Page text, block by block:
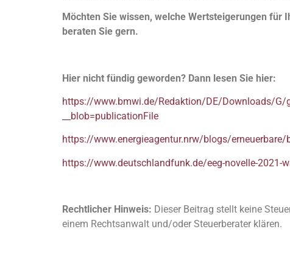
Möchten Sie wissen, welche Wertsteigerungen für
beraten Sie gern.
Hier nicht fündig geworden? Dann lesen Sie hier:
https://www.bmwi.de/Redaktion/DE/Downloads/G/
__blob=publicationFile
https://www.energieagentur.nrw/blogs/
https://www.deutschlandfunk.de/eeg-novelle-2021-
Rechtlicher Hinweis: Dieser Beitrag stellt keine
einem Rechtsanwalt und/oder Steuerberater klären.